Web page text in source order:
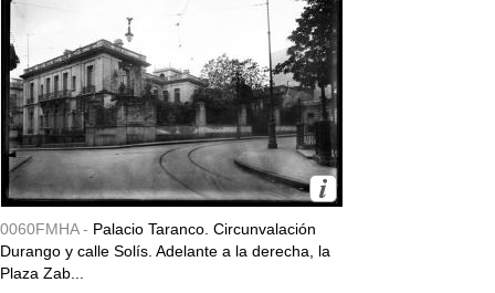
0060FMHA - Palacio Taranco. Circunvalación
Durango y calle Solís. Adelante a la derecha, la
Plaza Zab...